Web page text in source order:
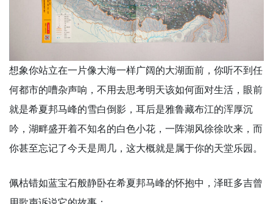
想象你站立在一片像大海一样广阔的大湖面前，你听不到任
何都市的嘈杂声响，不用去思考明天该如何面对生活，眼前
就是希夏邦马峰的雪白倒影，耳后是雅鲁藏布江的浑厚沉
吟，湖畔盛开着不知名的白色小花，一阵湖风徐徐吹来，而
你甚至忘记了今天是周几，这大概就是属于你的天堂乐园。
佩枯错如蓝宝石般静卧在希夏邦马峰的怀抱中，泽旺多吉曾